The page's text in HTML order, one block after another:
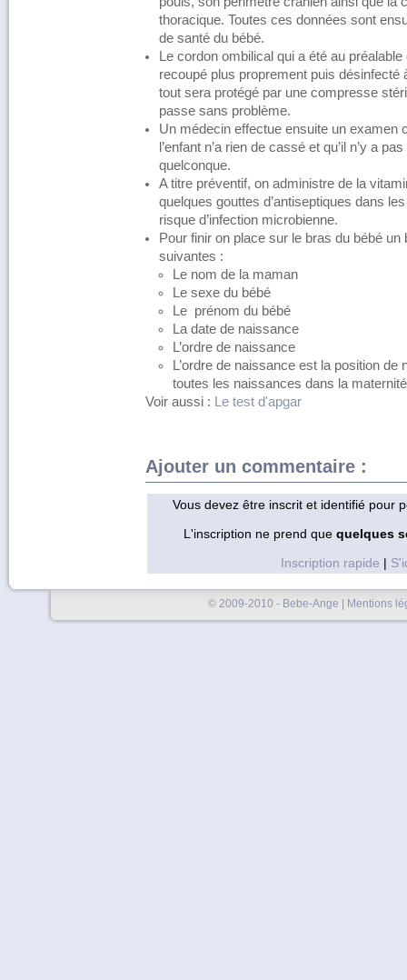
thoracique. Toutes ces données sont
de santé du bébé.
Le cordon ombilical qui a été au
recoupé plus proprement puis désinfecté
tout sera protégé par une compresse
passe sans problème.
Un médecin effectue ensuite un examen
l’enfant n’a rien de cassé et qu’il n’y a
quelconque.
A titre préventif, on administre de la
quelques gouttes d’antiseptiques dans
risque d’infection microbienne.
Pour finir on place sur le bras du bébé
suivantes :
Le nom de la maman
Le sexe du bébé
Le prénom du bébé
La date de naissance
L’ordre de naissance
L’ordre de naissance est la position
toutes les naissances dans la
Voir aussi :
Le test d'apgar
Ajouter un commentaire :
Vous devez être inscrit et identifié pour
L'inscription ne prend que quelques
Inscription rapide |
© 2009-2010 - Bebe-Ange | Mentions